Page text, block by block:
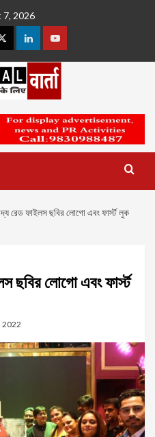
2026
TwitterLinkedinYoutube
রেড ফাইলস ছবির লোগো এবং ফার্স্ট লুক
ছবির লোগো এবং ফার্স্ট
2022